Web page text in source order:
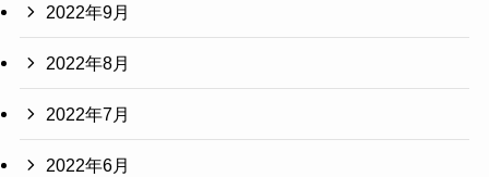
2022年9月
2022年8月
2022年7月
2022年6月